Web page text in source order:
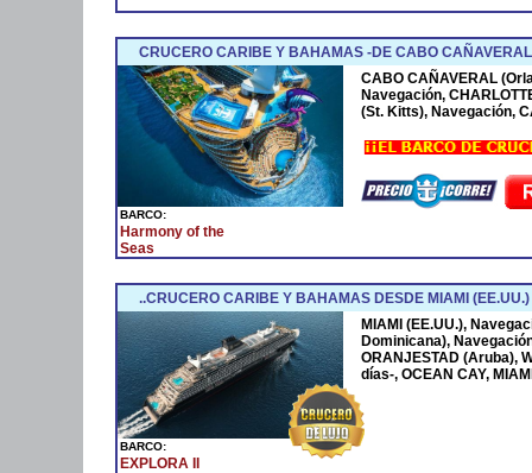
CRUCERO CARIBE Y BAHAMAS -DE CABO
BARCO:
Harmony of the
Seas
CABO CAÑAVERAL
Navegación,
(St. Kitts), Navegación,
..CRUCERO CARIBE Y BAHAMAS DESDE MIAMI (EE.UU.)
BARCO:
EXPLORA II
MIAMI (EE.UU.),
Dominicana),
ORANJESTAD (Aruba),
días-, OCEAN CAY,